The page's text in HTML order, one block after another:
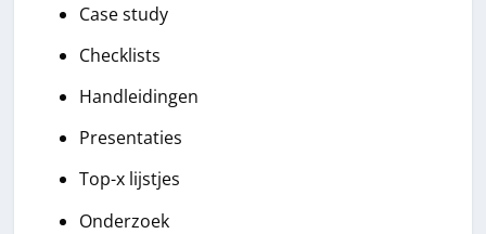
Case study
Checklists
Handleidingen
Presentaties
Top-x lijstjes
Onderzoek